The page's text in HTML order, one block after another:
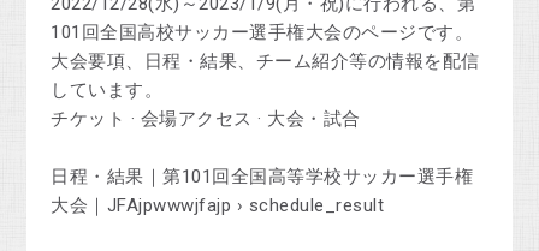
101回全国高校サッカー選手権大会のページです。
大会要項、日程・結果、チーム紹介等の情報を配信
しています。
‎チケット · ‎会場アクセス · ‎大会・試合
日程・結果｜第101回全国高等学校サッカー選手権
大会｜JFAjpwwwjfajp › schedule_result